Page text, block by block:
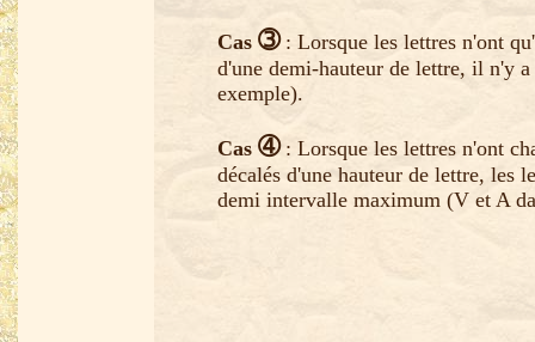
Cas ➂: Lorsque les lettres n'ont
d'une demi-hauteur de lettre, il n'y
exemple).
Cas ➃: Lorsque les lettres n'ont
décalés d'une hauteur de lettre, les
demi intervalle maximum (V et A